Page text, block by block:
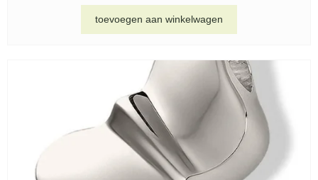
toevoegen aan winkelwagen